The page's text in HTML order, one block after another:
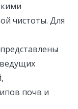
чистоты. Для
почв и